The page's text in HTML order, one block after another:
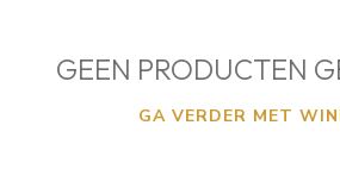
GEEN PRODUCTEN
GA VERDER MET